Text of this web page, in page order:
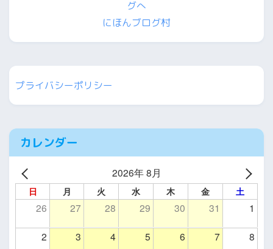
にほんブログ村
プライバシーポリシー
カレンダー
2026年 8月
日 月 火 水 木 金 土
26 27 28 29 30 31 1
2 3 4 5 6 7 8